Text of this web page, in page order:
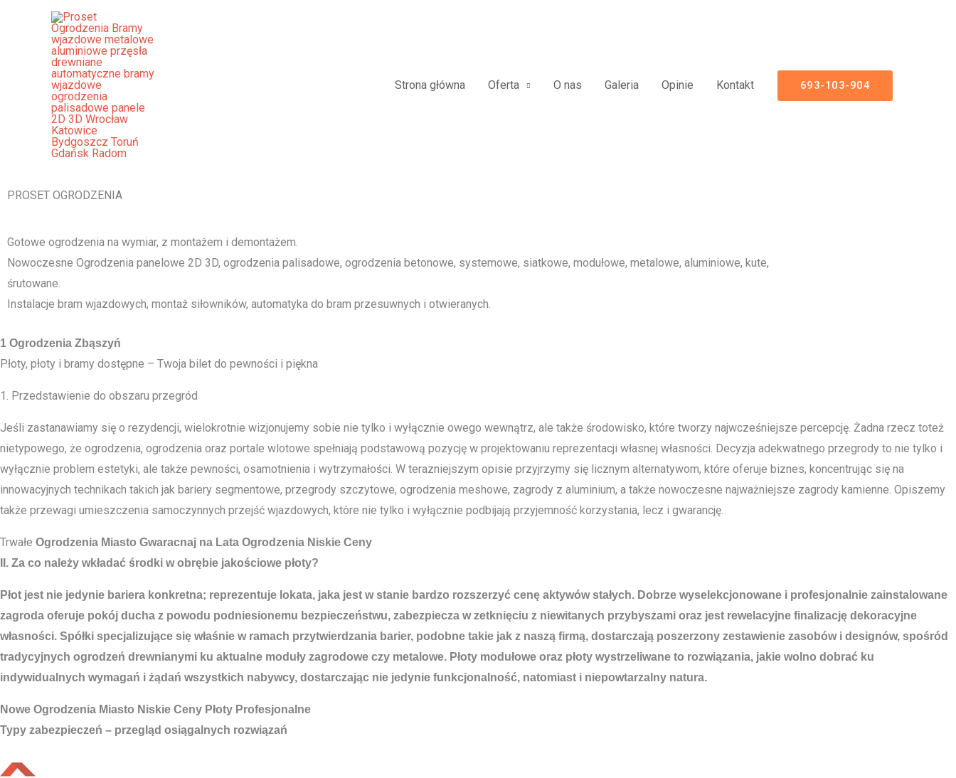
Strona główna Oferta O nas Galeria Opinie Kontakt 693-103-904
Ogrodzenia Zbąszyń Bramy Wjazdowe Furtki Płoty Metalowe Aluminiowe Nowoczesne Panelowe
Palisadowe Stalowe Frontowe
[smartslider3 slider="2"]
PROSET OGRODZENIA
Gotowe ogrodzenia na wymiar, z montażem i demontażem.
Nowoczesne Ogrodzenia panelowe 2D 3D, ogrodzenia palisadowe, ogrodzenia betonowe, systemowe, siatkowe, modułowe, metalowe, aluminiowe, kute,
śrutowane.
Instalacje bram wjazdowych, montaż siłowników, automatyka do bram przesuwnych i otwieranych.
1 Ogrodzenia Zbąszyń
Płoty, płoty i bramy dostępne – Twoja bilet do pewności i piękna
1. Przedstawienie do obszaru przegród
Jeśli zastanawiamy się o rezydencji, wielokrotnie wizjonujemy sobie nie tylko i wyłącznie owego wewnątrz, ale także środowisko, które tworzy najwcześniejsze percepcję. Żadna rzecz toteż
nietypowego, że ogrodzenia, ogrodzenia oraz portale wlotowe spełniają podstawową pozycję w projektowaniu reprezentacji własnej własności. Decyzja adekwatnego przegrody to nie tylko i
wyłącznie problem estetyki, ale także pewności, osamotnienia i wytrzymałości. W terazniejszym opisie przyjrzymy się licznym alternatywom, które oferuje biznes, koncentrując się na
innowacyjnych technikach takich jak bariery segmentowe, przegrody szczytowe, ogrodzenia meshowe, zagrody z aluminium, a także nowoczesne najważniejsze zagrody kamienne. Opiszemy
także przewagi umieszczenia samoczynnych przejść wjazdowych, które nie tylko i wyłącznie podbijają przyjemność korzystania, lecz i gwarancję.
Trwałe Ogrodzenia Miasto Gwaracnaj na Lata Ogrodzenia Niskie Ceny
II. Za co należy wkładać środki w obrębie jakościowe płoty?
Płot jest nie jedynie bariera konkretna; reprezentuje lokata, jaka jest w stanie bardzo rozszerzyć cenę aktywów stałych. Dobrze wyselekcjonowane i profesjonalnie zainstalowane
zagroda oferuje pokój ducha z powodu podniesionemu bezpieczeństwu, zabezpiecza w zetknięciu z niewitanych przybyszami oraz jest rewelacyjne finalizację dekoracyjne
własności. Spółki specjalizujące się właśnie w ramach przytwierdzania barier, podobne takie jak z naszą firmą, dostarczają poszerzony zestawienie zasobów i designów, spośród
tradycyjnych ogrodzeń drewnianymi ku aktualne moduły zagrodowe czy metalowe. Płoty modułowe oraz płoty wystrzeliwane to rozwiązania, jakie wolno dobrać ku
indywidualnych wymagań i żądań wszystkich nabywcy, dostarczając nie jedynie funkcjonalność, natomiast i niepowtarzalny natura.
Nowe Ogrodzenia Miasto Niskie Ceny Płoty Profesjonalne
Typy zabezpieczeń – przegląd osiągalnych rozwiązań